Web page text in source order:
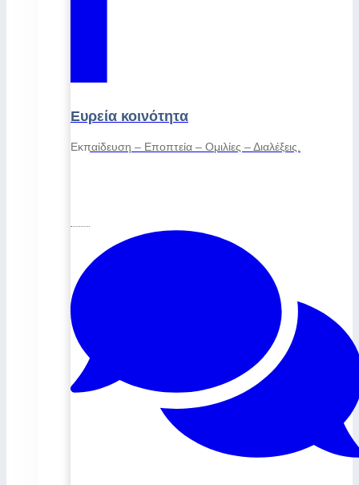
Ευρεία κοινότητα
Εκπαίδευση – Εποπτεία – Ομιλίες – Διαλέξεις.